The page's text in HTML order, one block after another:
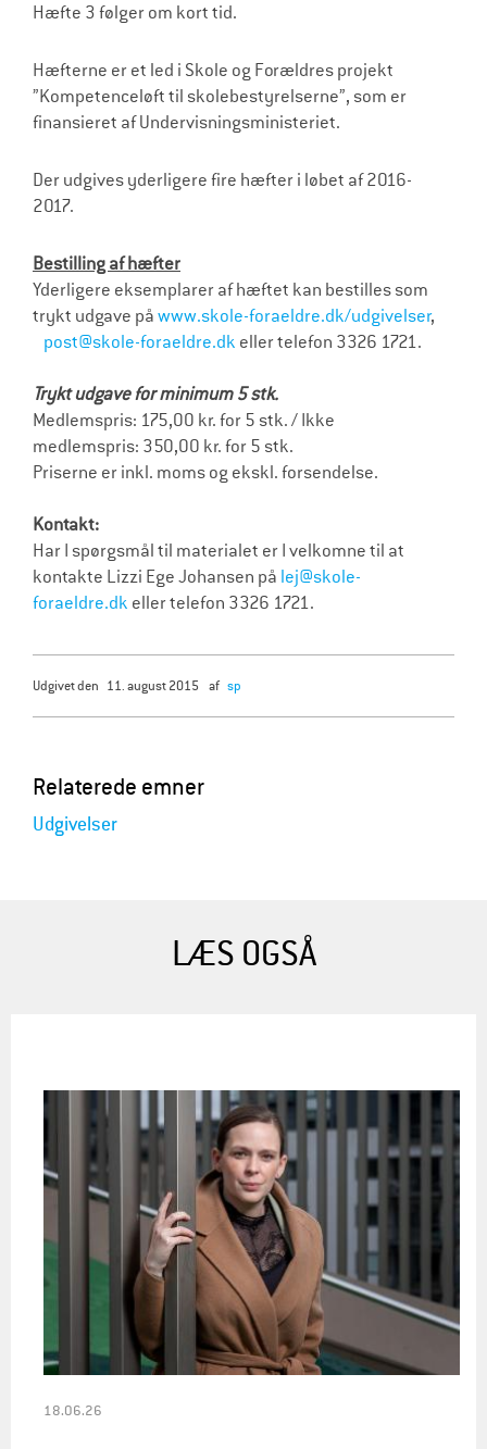
Hæfte 3 følger om kort tid.
Hæfterne er et led i Skole og Forældres projekt
”Kompetenceløft til skolebestyrelserne”, som er
finansieret af Undervisningsministeriet.
Der udgives yderligere fire hæfter i løbet af 2016-
2017.
Bestilling af hæfter
Yderligere eksemplarer af hæftet kan bestilles som
trykt udgave påwww.skole-foraeldre.dk/udgivelser,
post@skole-foraeldre.dk eller telefon 3326 1721.
Trykt udgave for minimum 5 stk.
Medlemspris: 175,00 kr. for 5 stk. / Ikke
medlemspris: 350,00 kr. for 5 stk.
Priserne er inkl. moms og ekskl. forsendelse.
Kontakt:
Har I spørgsmål til materialet er I velkomne til at
kontakte Lizzi Ege Johansen på lej@skole-
foraeldre.dk eller telefon 3326 1721.
udgivet den 11. august 2015 af sp
Relaterede emner
Udgivelser
LÆS OGSÅ
18.06.26